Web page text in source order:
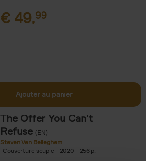
€ 49,99
Ajouter au panier
The Offer You Can't
Refuse (EN)
Steven Van Belleghem
Couverture souple
2020 256